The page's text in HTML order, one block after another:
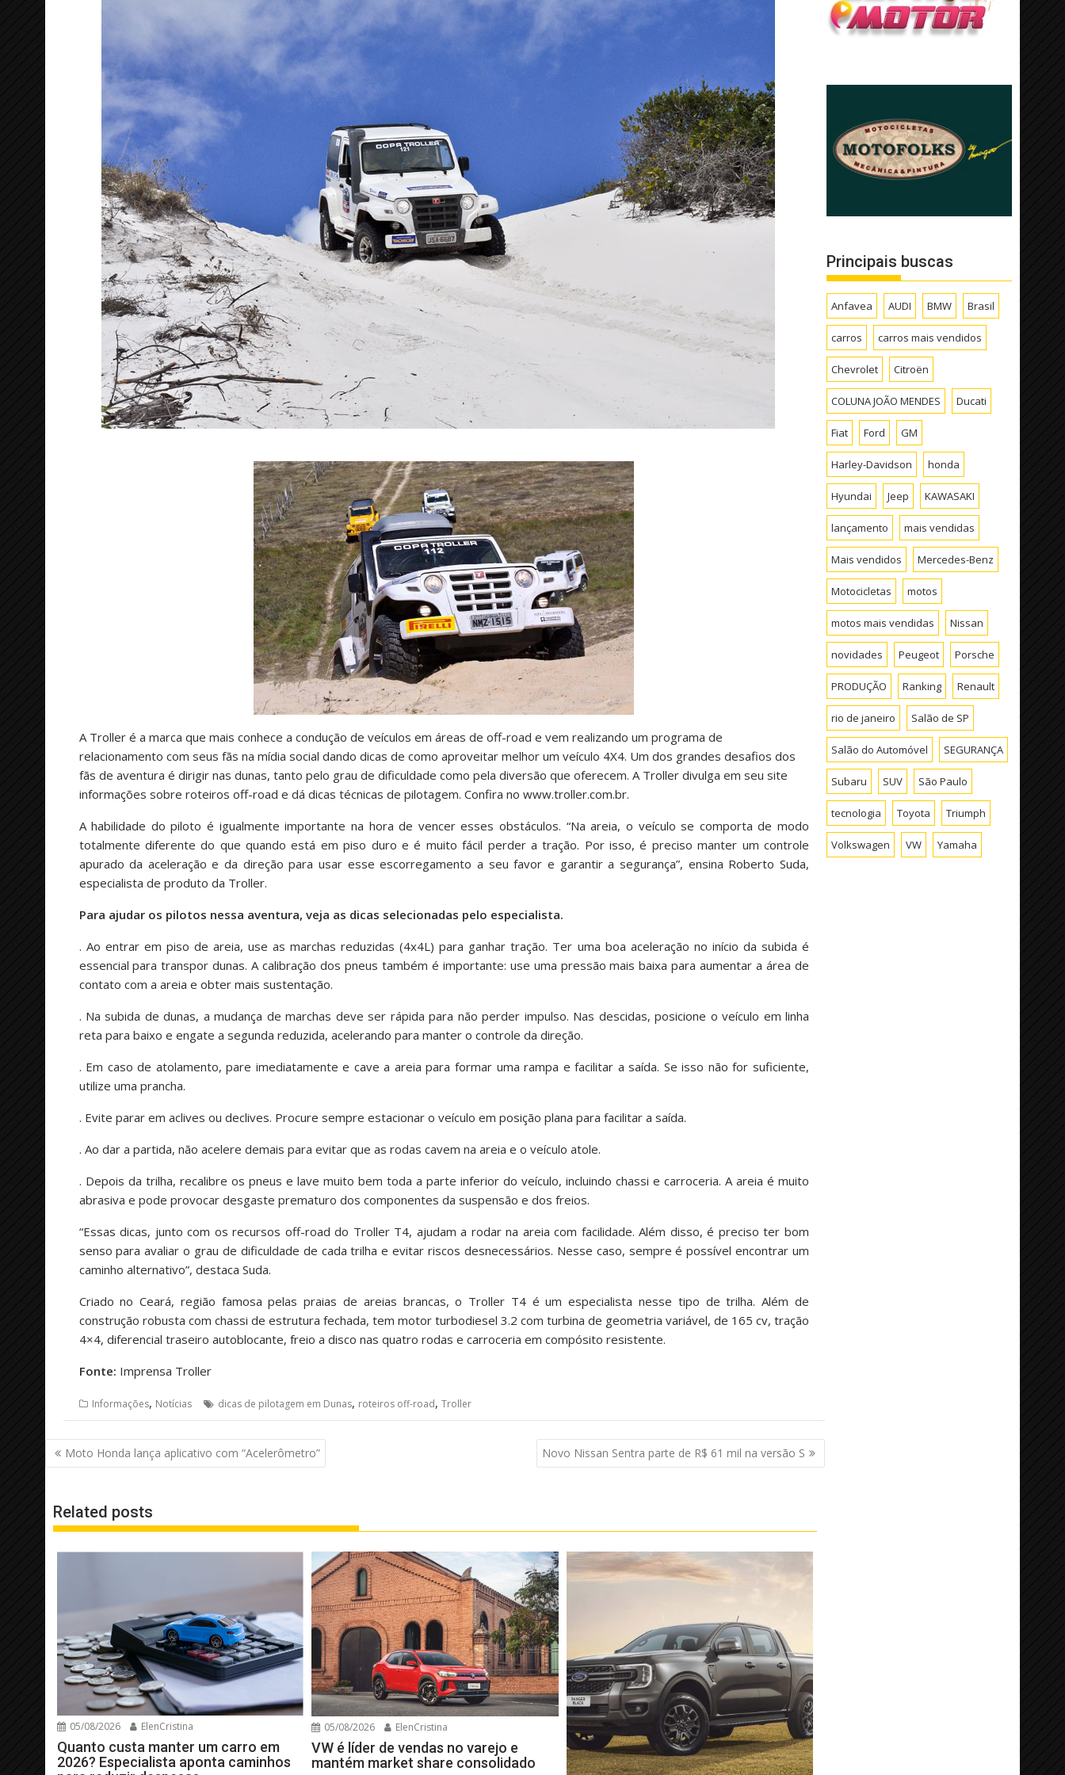
A Troller é a marca que mais conhece a condução de veículos em áreas de off-road e vem realizando um programa de
relacionamento com seus fãs na mídia social dando dicas de como aproveitar melhor um veículo 4X4. Um dos grandes desafios dos
fãs de aventura é dirigir nas dunas, tanto pelo grau de dificuldade como pela diversão que oferecem. A Troller divulga em seu site
informações sobre roteiros off-road e dá dicas técnicas de pilotagem. Confira no www.troller.com.br.
A habilidade do piloto é igualmente importante na hora de vencer esses obstáculos. “Na areia, o veículo se comporta de modo
totalmente diferente do que quando está em piso duro e é muito fácil perder a tração. Por isso, é preciso manter um controle
apurado da aceleração e da direção para usar esse escorregamento a seu favor e garantir a segurança”, ensina Roberto Suda,
especialista de produto da Troller.
Para ajudar os pilotos nessa aventura, veja as dicas selecionadas pelo especialista.
. Ao entrar em piso de areia, use as marchas reduzidas (4x4L) para ganhar tração. Ter uma boa aceleração no início da subida é
essencial para transpor dunas. A calibração dos pneus também é importante: use uma pressão mais baixa para aumentar a área de
contato com a areia e obter mais sustentação.
. Na subida de dunas, a mudança de marchas deve ser rápida para não perder impulso. Nas descidas, posicione o veículo em linha
reta para baixo e engate a segunda reduzida, acelerando para manter o controle da direção.
. Em caso de atolamento, pare imediatamente e cave a areia para formar uma rampa e facilitar a saída. Se isso não for suficiente,
utilize uma prancha.
. Evite parar em aclives ou declives. Procure sempre estacionar o veículo em posição plana para facilitar a saída.
. Ao dar a partida, não acelere demais para evitar que as rodas cavem na areia e o veículo atole.
. Depois da trilha, recalibre os pneus e lave muito bem toda a parte inferior do veículo, incluindo chassi e carroceria. A areia é muito
abrasiva e pode provocar desgaste prematuro dos componentes da suspensão e dos freios.
“Essas dicas, junto com os recursos off-road do Troller T4, ajudam a rodar na areia com facilidade. Além disso, é preciso ter bom
senso para avaliar o grau de dificuldade de cada trilha e evitar riscos desnecessários. Nesse caso, sempre é possível encontrar um
caminho alternativo”, destaca Suda.
Criado no Ceará, região famosa pelas praias de areias brancas, o Troller T4 é um especialista nesse tipo de trilha. Além de
construção robusta com chassi de estrutura fechada, tem motor turbodiesel 3.2 com turbina de geometria variável, de 165 cv, tração
4×4, diferencial traseiro autoblocante, freio a disco nas quatro rodas e carroceria em compósito resistente.
Fonte: Imprensa Troller
Informações, Notícias dicas de pilotagem em Dunas, roteiros off-road, Troller
Navegação
de
Moto Honda lança aplicativo com “Acelerômetro” Novo Nissan Sentra parte de R$ 61 mil na versão S
Related posts
05/08/2026 ElenCristina
Quanto custa manter um carro em
2026? Especialista aponta caminhos
05/08/2026 ElenCristina
VW é líder de vendas no varejo e
mantém market share consolidado
Principais buscas
Anfavea AUDI BMW Brasil
carros carros mais vendidos
Chevrolet Citroën
COLUNA JOÃO MENDES Ducati
Fiat Ford GM
Harley-Davidson honda
Hyundai Jeep KAWASAKI
lançamento mais vendidas
Mais vendidos Mercedes-Benz
Motocicletas motos
motos mais vendidas Nissan
novidades Peugeot Porsche
PRODUÇÃO Ranking Renault
rio de janeiro Salão de SP
Salão do Automóvel SEGURANÇA
Subaru SUV São Paulo
tecnologia Toyota Triumph
Volkswagen VW Yamaha